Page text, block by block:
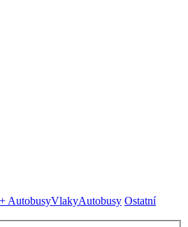
AutobusyVlakyAutobusy Ostatní